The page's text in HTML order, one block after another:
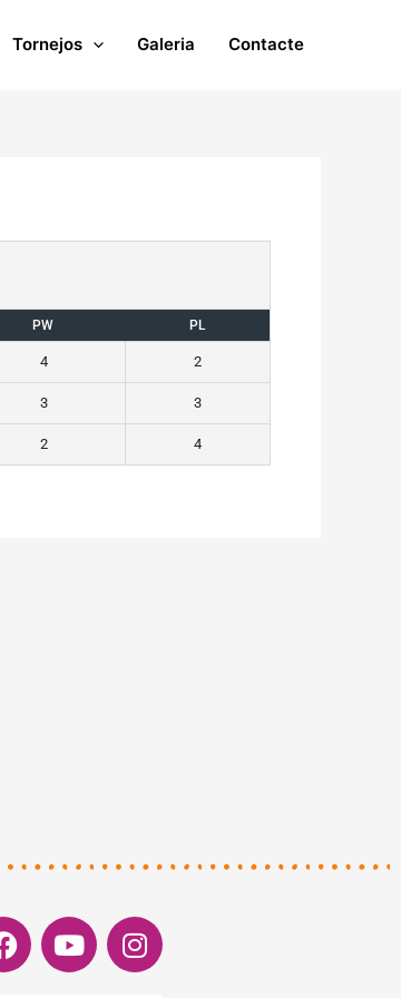
Tornejos Galeria Contacte
PW PL
4 2
3 3
2 4
Facebook
YoutubeInstagram